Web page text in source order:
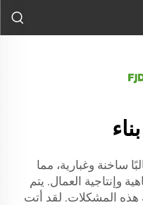
ساخنة وغبارية، مما
وإنتاجية العمال. يتم
هذه المشكلات. لقد أتت